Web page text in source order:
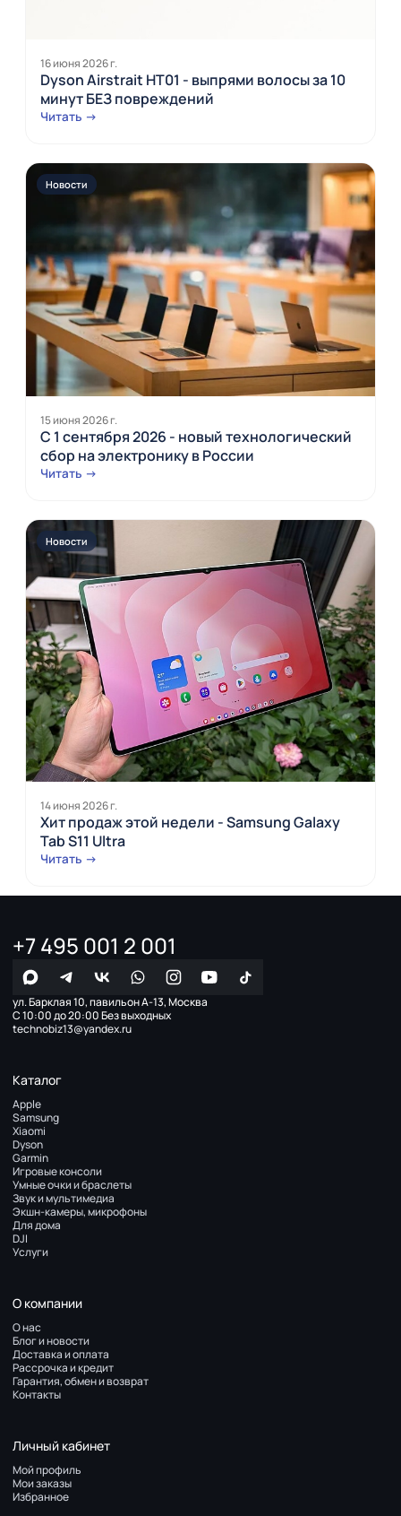
16 июня 2026 г.
Dyson Airstrait HT01 - выпрями волосы за 10
минут БЕЗ повреждений
Читать →
Новости
15 июня 2026 г.
С 1 сентября 2026 - новый технологический
сбор на электронику в России
Читать →
Новости
14 июня 2026 г.
Хит продаж этой недели - Samsung Galaxy
Tab S11 Ultra
Читать →
+7 495 001 2 001
ул. Барклая 10, павильон А-13, Москва
С 10:00 до 20:00 Без выходных
technobiz13@yandex.ru
Каталог
Apple
Samsung
Xiaomi
Dyson
Garmin
Игровые консоли
Умные очки и браслеты
Звук и мультимедиа
Экшн-камеры, микрофоны
Для дома
DJI
Услуги
О компании
О нас
Блог и новости
Доставка и оплата
Рассрочка и кредит
Гарантия, обмен и возврат
Контакты
Личный кабинет
Мой профиль
Мои заказы
Избранное